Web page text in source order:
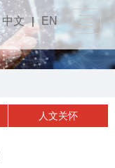
中文 | EN
人文关怀